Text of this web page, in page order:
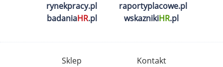
rynekpracy.pl
raportyplacowe.pl
badaniaHR.pl wskaznikiHR.pl
Sklep
Kontakt